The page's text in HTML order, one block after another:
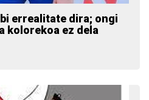
errealitate dira; ongi
kolorekoa ez dela